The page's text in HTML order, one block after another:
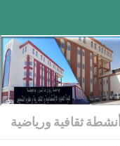
أنشطة ثقافية ورياضية